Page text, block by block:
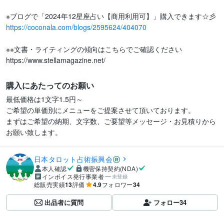
https://coconala.com/blogs/2595624/404070
※※文書・ライティングの傾向はこちらでご確認ください
https://www.stellamagazine.net/
購入にあたってのお願い
最低価格は1文字1.5円～
ご希望の単価別にメニューをご提案させて頂いております。
まずはご希望の納期、文字数、ご要望等メッセージ・お見積りから
お願い致します。
日本タロット占術振興会
本人確認
機密保持契約(NDA)
インボイス発行事業者
未登録
総販売実績13評価 4.9フォロワー34
出品者に質問 フォロー34